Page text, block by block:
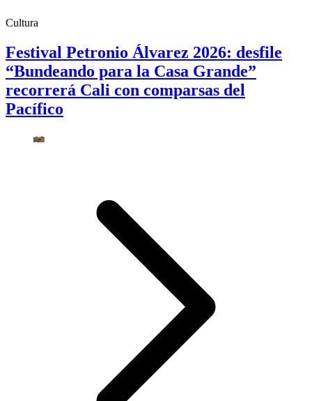
Cultura
Festival Petronio Álvarez 2026: desfile
“Bundeando para la Casa Grande”
recorrerá Cali con comparsas del
Pacífico